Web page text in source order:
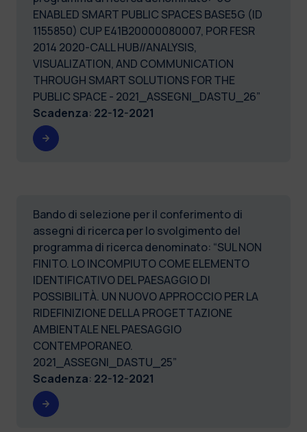
ENABLED SMART PUBLIC SPACES BASE5G (ID
1155850) CUP E41B20000080007, POR FESR
2014 2020-CALL HUB//ANALYSIS,
VISUALIZATION, AND COMMUNICATION
THROUGH SMART SOLUTIONS FOR THE
PUBLIC SPACE - 2021_ASSEGNI_DASTU_26”
Scadenza: 22-12-2021
Bando di selezione per il conferimento di
assegni di ricerca per lo svolgimento del
programma di ricerca denominato: “SUL NON
FINITO. LO INCOMPIUTO COME ELEMENTO
IDENTIFICATIVO DEL PAESAGGIO DI
POSSIBILITÀ. UN NUOVO APPROCCIO PER LA
RIDEFINIZIONE DELLA PROGETTAZIONE
AMBIENTALE NEL PAESAGGIO
CONTEMPORANEO.
2021_ASSEGNI_DASTU_25”
Scadenza: 22-12-2021